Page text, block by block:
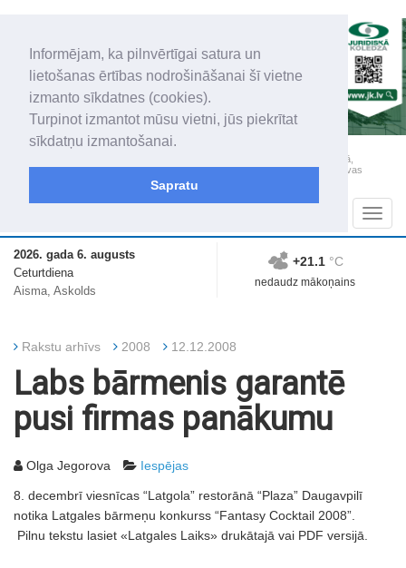
Informējam, ka pilnvērtīgai satura un
lietošanas ērtības nodrošināšanai šī vietne
izmanto sīkdatnes (cookies).
Turpinot izmantot mūsu vietni, jūs piekrītat
sīkdatņu izmantošanai.
Sapratu
„Latgales Laiks” iznāk latviešu un krievu valodās visā Dienvidlatgalē un Sēlijā,
„Latgales Laiks” latviešu valodā aptver Daugavpils valstspilsētu, Augšdaugavas
novadu un apkārtējos novadus un pilsētas.
2026. gada 6. augusts
Ceturtdiena
Aisma, Askolds
+21.1 °C
nedaudz mākoņains
Rakstu arhīvs 2008 12.12.2008
Labs bārmenis garantē
pusi firmas panākumu
Olga Jegorova Iespējas
8. decembrī viesnīcas “Latgola” restorānā “Plaza” Daugavpilī
notika Latgales bārmeņu konkurss “Fantasy Cocktail 2008”.
Pilnu tekstu lasiet «Latgales Laiks» drukātajā vai PDF versijā.